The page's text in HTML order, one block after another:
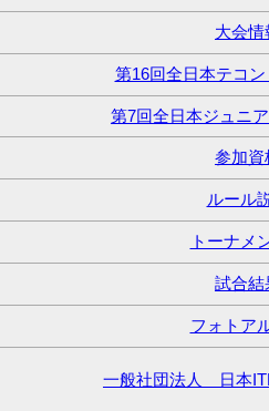
大会情
第16回全日本テコ
第7回全日本ジュニ
参加資
ルール
トーナメ
試合結
フォトア
一般社団法人 日本